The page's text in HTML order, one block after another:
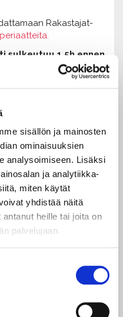
sisällön ja mainosten
ominaisuuksien
analysoimiseen. Lisäksi
ja analytiikka-
miten käytät
yhdistää näitä
heille tai joita on
palvelujaan.
Rakastajat-
sulkeutuu 1,5h ennen
esityksen
ja
linkin, josta pääset
ne mukaasi tai